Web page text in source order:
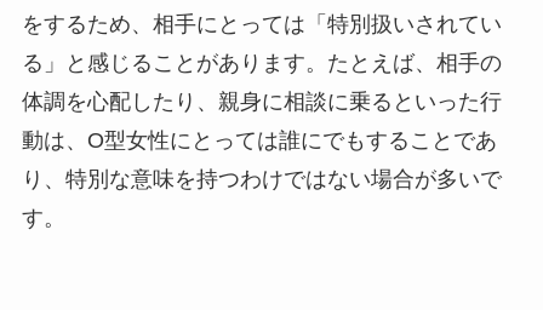
をするため、相手にとっては「特別扱いされてい
る」と感じることがあります。たとえば、相手の
体調を心配したり、親身に相談に乗るといった行
動は、O型女性にとっては誰にでもすることであ
り、特別な意味を持つわけではない場合が多いで
す。